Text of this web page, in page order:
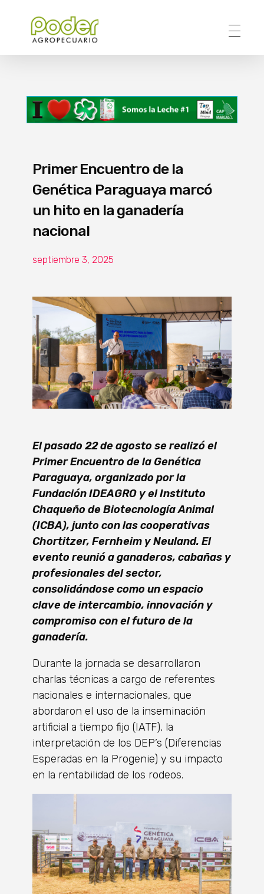
Primer Encuentro de la
Genética Paraguaya marcó
un hito en la ganadería
nacional
septiembre 3, 2025
El pasado 22 de agosto se realizó el
Primer Encuentro de la Genética
Paraguaya, organizado por la
Fundación IDEAGRO y el Instituto
Chaqueño de Biotecnología Animal
(ICBA), junto con las cooperativas
Chortitzer, Fernheim y Neuland. El
evento reunió a ganaderos, cabañas y
profesionales del sector,
consolidándose como un espacio
clave de intercambio, innovación y
compromiso con el futuro de la
ganadería.
Durante la jornada se desarrollaron
charlas técnicas a cargo de referentes
nacionales e internacionales, que
abordaron el uso de la inseminación
artificial a tiempo fijo (IATF), la
interpretación de los DEP’s (Diferencias
Esperadas en la Progenie) y su impacto
en la rentabilidad de los rodeos.